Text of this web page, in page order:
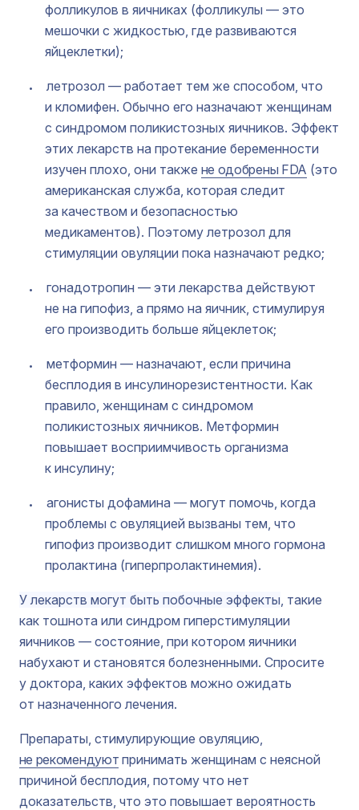
фолликулов в яичниках (фолликулы — это
мешочки с жидкостью, где развиваются
яйцеклетки);
летрозол — работает тем же способом, что
и кломифен. Обычно его назначают женщинам
с синдромом поликистозных яичников. Эффект
этих лекарств на протекание беременности
изучен плохо, они также не одобрены FDA (это
американская служба, которая следит
за качеством и безопасностью
медикаментов). Поэтому летрозол для
стимуляции овуляции пока назначают редко;
гонадотропин — эти лекарства действуют
не на гипофиз, а прямо на яичник, стимулируя
его производить больше яйцеклеток;
метформин — назначают, если причина
бесплодия в инсулинорезистентности. Как
правило, женщинам с синдромом
поликистозных яичников. Метформин
повышает восприимчивость организма
к инсулину;
агонисты дофамина — могут помочь, когда
проблемы с овуляцией вызваны тем, что
гипофиз производит слишком много гормона
пролактина (гиперпролактинемия).
У лекарств могут быть побочные эффекты , такие
как тошнота или синдром гиперстимуляции
яичников — состояние, при котором яичники
набухают и становятся болезненными. Спросите
у доктора, каких эффектов можно ожидать
от назначенного лечения.
Препараты, стимулирующие овуляцию,
не рекомендуют принимать женщинам с неясной
причиной бесплодия, потому что нет
доказательств, что это повышает вероятность